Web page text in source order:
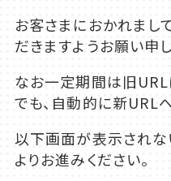
お客さまにおかれまし
だきますようお願い申
なお一定期間は旧
でも、自動的に新URL
以下画面が表示されな
よりお進みください。